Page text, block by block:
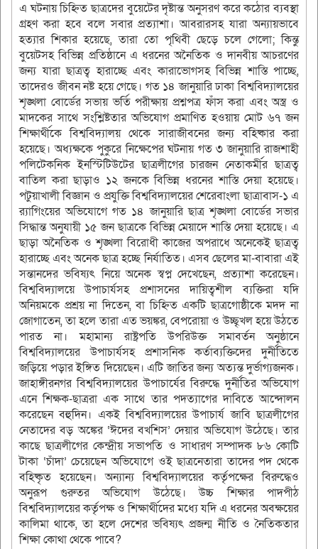
এ ঘটনায় চিহ্নিত ছাত্রদের বুয়েটের দৃষ্টান্ত অনুসরণ করে কঠোর ব্যবস্থা
গ্রহণ করা হবে বলে সবার প্রত্যাশা। আবরারসহ যারা অন্যায়ভাবে
হত্যার শিকার হয়েছে, তারা তো পৃথিবী ছেড়ে চলে গেলো; কিন্তু
বুয়েটসহ বিভিন্ন প্রতিষ্ঠানে এ ধরনের অনৈতিক ও দানবীয় আচরণের
জন্য যারা ছাত্রত্ব হারাচ্ছে এবং কারাভোগসহ বিভিন্ন শাস্তি পাচ্ছে,
তাদেরও জীবন নষ্ট হয়ে গেছে। গত ১৪ জানুয়ারি ঢাকা বিশ্ববিদ্যালয়ের
শৃঙ্খলা বোর্ডের সভায় ভর্তি পরীক্ষায় প্রশ্নপত্র ফাঁস করা এবং অস্ত্র ও
মাদকের সাথে সংশ্লিষ্টতার অভিযোগ প্রমাণিত হওয়ায় মোট ৬৭ জন
শিক্ষার্থীকে বিশ্ববিদ্যালয় থেকে সারাজীবনের জন্য বহিষ্কার করা
হয়েছে। অধ্যক্ষকে পুকুরে নিক্ষেপের ঘটনায় গত ৩ জানুয়ারি রাজশাহী
পলিটেকনিক ইনস্টিটিউটের ছাত্রলীগের চারজন নেতাকর্মীর ছাত্রত্ব
বাতিল করা ছাড়াও ১২ জনকে বিভিন্ন ধরনের শাস্তি দেয়া হয়েছে।
পটুয়াখালী বিজ্ঞান ও প্রযুক্তি বিশ্ববিদ্যালয়ের শেরেবাংলা ছাত্রাবাস-১ এ
র‌্যাগিংয়ের অভিযোগে গত ১৪ জানুয়ারি ছাত্র শৃঙ্খলা বোর্ডের সভার
সিদ্ধান্ত অনুযায়ী ১৫ জন ছাত্রকে বিভিন্ন মেয়াদে শাস্তি দেয়া হয়েছে। এ
ছাড়া অনৈতিক ও শৃঙ্খলা বিরোধী কাজের অপরাধে অনেকেই ছাত্রত্ব
হারাচ্ছে এবং অনেক ছাত্র হচ্ছে নির্যাতিত। এসব ছেলের মা-বাবারা এই
সন্তানদের ভবিষ্যৎ নিয়ে অনেক স্বপ্ন দেখেছেন, প্রত্যাশা করেছেন।
বিশ্ববিদ্যালয়ে উপাচার্যসহ প্রশাসনের দায়িত্বশীল ব্যক্তিরা যদি
অনিয়মকে প্রশ্রয় না দিতেন, বা চিহ্নিত একটি ছাত্রগোষ্ঠীকে মদদ না
জোগাতেন, তা হলে তারা এত ভয়ঙ্কর, বেপরোয়া ও উচ্ছৃখল হয়ে উঠতে
পারত না। মহামান্য রাষ্ট্রপতি উপরিউক্ত সমাবর্তন অনুষ্ঠানে
বিশ্ববিদ্যালয়ের উপাচার্যসহ প্রশাসনিক কর্তাব্যক্তিদের দুর্নীতিতে
জড়িয়ে পড়ার ইঙ্গিত দিয়েছেন। এটি জাতির জন্য অত্যন্ত দুর্ভাগ্যজনক।
জাহাঙ্গীরনগর বিশ্ববিদ্যালয়ের উপাচার্যের বিরুদ্ধে দুর্নীতির অভিযোগ
এনে শিক্ষক-ছাত্ররা এক সাথে তার পদত্যাগের দাবিতে আন্দোলন
করেছেন বহুদিন। একই বিশ্ববিদ্যালয়ের উপাচার্য জাবি ছাত্রলীগের
নেতাদের বড় অঙ্কের ‘ঈদের বখশিস’ দেয়ার অভিযোগ উঠেছে। তার
কাছে ছাত্রলীগের কেন্দ্রীয় সভাপতি ও সাধারণ সম্পাদক ৮৬ কোটি
টাকা ‘চাঁদা’ চেয়েছেন অভিযোগে ওই ছাত্রনেতারা তাদের পদ থেকে
বহিষ্কৃত হয়েছেন। অন্যান্য বিশ্ববিদ্যালয়ের কর্তৃপক্ষের বিরুদ্ধেও
অনুরূপ গুরুতর অভিযোগ উঠেছে। উচ্চ শিক্ষার পাদপীঠ
বিশ্ববিদ্যালয়ের কর্তৃপক্ষ ও শিক্ষার্থীদের মধ্যে যদি এ ধরনের অবক্ষয়ের
কালিমা থাকে, তা হলে দেশের ভবিষ্যৎ প্রজন্ম নীতি ও নৈতিকতার
শিক্ষা কোথা থেকে পাবে?